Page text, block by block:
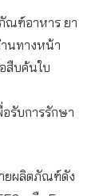
ณฑ์อาหาร ยา
นทางหน้า
สืบค้นใบ
รับการรักษา
ยผลิตภัณฑ์ดัง